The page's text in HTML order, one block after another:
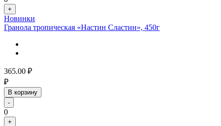
+
Новинки
Гранола тропическая «Настин Сластин», 450г
365.00 ₽
₽
В корзину
-
0
+